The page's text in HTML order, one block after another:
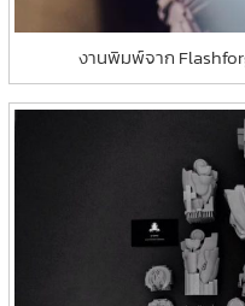
งานพิมพ์จาก